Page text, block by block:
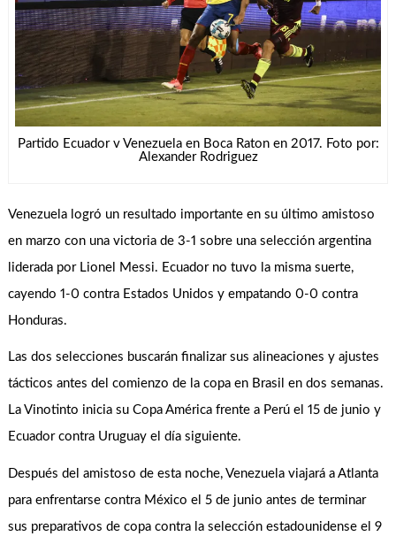
Partido Ecuador v Venezuela en Boca Raton en 2017. Foto por:
Alexander Rodriguez
Venezuela logró un resultado importante en su último amistoso
en marzo con una victoria de 3-1 sobre una selección argentina
liderada por Lionel Messi. Ecuador no tuvo la misma suerte,
cayendo 1-0 contra Estados Unidos y empatando 0-0 contra
Honduras.
Las dos selecciones buscarán finalizar sus alineaciones y ajustes
tácticos antes del comienzo de la copa en Brasil en dos semanas.
La Vinotinto inicia su Copa América frente a Perú el 15 de junio y
Ecuador contra Uruguay el día siguiente.
Después del amistoso de esta noche, Venezuela viajará a Atlanta
para enfrentarse contra México el 5 de junio antes de terminar
sus preparativos de copa contra la selección estadounidense el 9